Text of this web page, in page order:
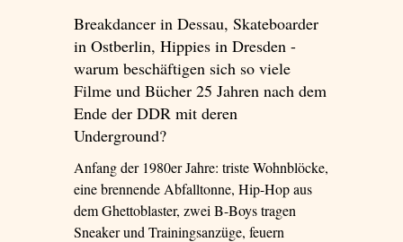
Breakdancer in Dessau, Skateboarder
in Ostberlin, Hippies in Dresden -
warum beschäftigen sich so viele
Filme und Bücher 25 Jahren nach dem
Ende der DDR mit deren
Underground?
Anfang der 1980er Jahre: triste Wohnblöcke,
eine brennende Abfalltonne, Hip-Hop aus
dem Ghettoblaster, zwei B-Boys tragen
Sneaker und Trainingsanzüge, feuern